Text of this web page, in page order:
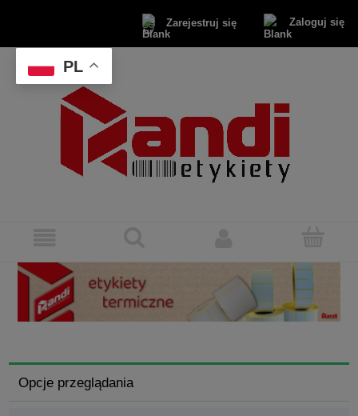
Zarejestruj się Zaloguj się
Opcje przeglądania
PL